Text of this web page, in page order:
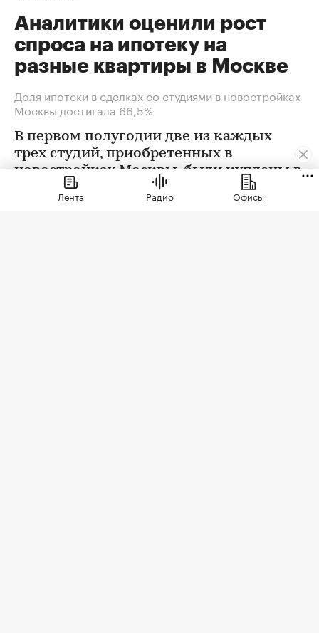
Аналитики оценили рост
спроса на ипотеку на
разные квартиры в Москве
Доля ипотеки в сделках со студиями в новостройках
Москвы достигала 66,5%
В первом полугодии две из каждых
трех студий, приобретенных в
новостройках Москвы, были куплены в
ипотеку. В сегменте трешек ипотечных
сделок менее половины, а среди
Лента Радио Офисы